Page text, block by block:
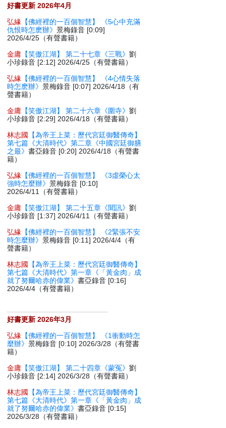
好書更新 2026年4月
弘緣 【佛經裡的一百個智慧】 《5心中充滿
仇恨時怎麽辦》景梅錄音 [0:09]
2026/4/25（有聲書籍）
金庸 【笑傲江湖】 第二十七章《三戰》劉
小珍錄音 [2:12] 2026/4/25（有聲書籍）
弘緣 【佛經裡的一百個智慧】 《4心情失落
時怎麽辦》景梅錄音 [0:07] 2026/4/18（有
聲書籍）
金庸 【笑傲江湖】 第二十六章《圍寺》劉
小珍錄音 [2:29] 2026/4/18（有聲書籍）
林志國
【為帝王上菜：歷代宮廷御醫傳奇】
第七篇《大清時代》第二章《中國宮廷御膳
之最》書亞錄音 [0:20] 2026/4/18（有聲書
籍）
弘緣 【佛經裡的一百個智慧】 《3虛榮心太
強時怎麼辦》景梅錄音 [0:10]
2026/4/11（有聲書籍）
金庸 【笑傲江湖】 第二十五章《聞訊》劉
小珍錄音 [1:37] 2026/4/11（有聲書籍）
弘緣 【佛經裡的一百個智慧】 《2緊張不安
時怎麼辦》景梅錄音 [0:11] 2026/4/4（有
聲書籍）
林志國
【為帝王上菜：歷代宮廷御醫傳奇】
第七篇《大清時代》第一章《「黃金肉」成
就了努爾哈赤的偉業》書亞錄音 [0:16]
2026/4/4（有聲書籍）
好書更新 2026年3月
弘緣 【佛經裡的一百個智慧】 《1衝動時怎
麼辦》景梅錄音 [0:10] 2026/3/28（有聲書
籍）
金庸 【笑傲江湖】 第二十四章《蒙冤》劉
小珍錄音 [2:14] 2026/3/28（有聲書籍）
林志國
【為帝王上菜：歷代宮廷御醫傳奇】
第七篇《大清時代》第一章《「黃金肉」成
就了努爾哈赤的偉業》書亞錄音 [0:15]
2026/3/28（有聲書籍）